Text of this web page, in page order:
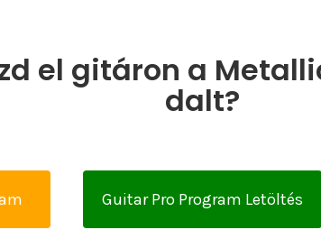
el gitáron a
dalt?
Guitar Pro Program Letöltés